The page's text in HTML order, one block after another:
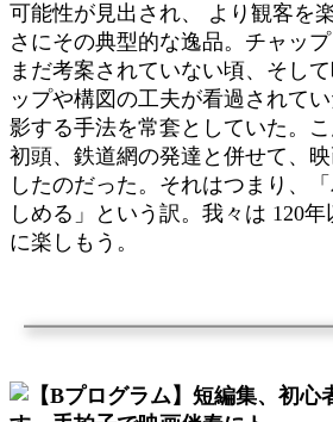
可能性が見出され、 より観客を
さにその典型的な逸品。チャッ
まだ考案されていない頃、そし
ップや構図の工夫が看過されて
影する手法を常套としていた。
初頭、鉄道網の発達と併せて、
したのだった。それはつまり、
しめる」という訳。我々は 120
に楽しもう。